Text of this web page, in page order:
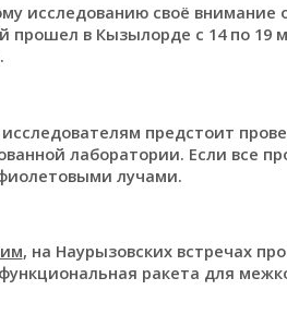
исследованию своё внимание
прошел в Кызылорде с 14 по 19
предстоит
лаборатории. Если все
лучами.
, на Наурызовских встречах
ракета для